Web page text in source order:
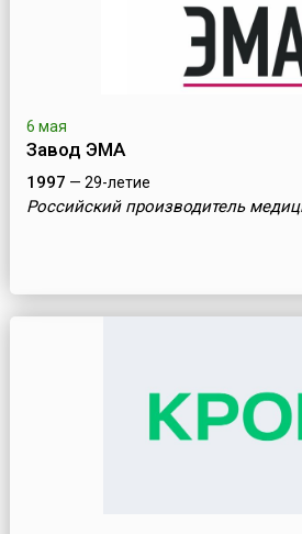
6 мая
Завод ЭМА
1997 — 29-летие
Российский производитель